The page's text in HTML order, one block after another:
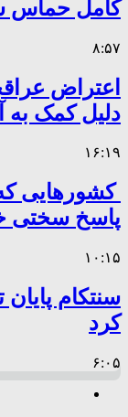
کامل حماس
۸:۵۷
اعتراض
دلیل کمک به
۱۶:۱۹
کشورهایی
پاسخ سختی
۱۰:۱۵
سنتکام پایان
کرد
۶:۰۵